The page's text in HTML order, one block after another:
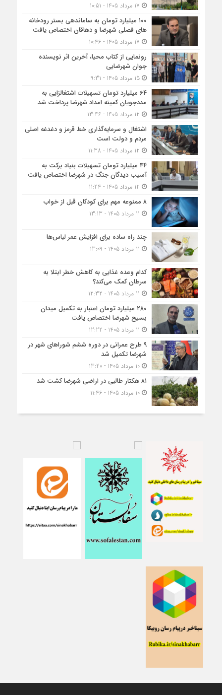
۱۰۰ میلیارد تومان به ساماندهی بستر رودخانه
های فصلی شهرضا و دهاقان اختصاص یافت
رونمایی از کتاب محیا، آخرین اثر نویسنده
جوان شهرضایی
15 مرداد 1405 - 9:31
۶۴ میلیارد تومان تسهیلات اشتغالزایی به
مددجویان کمیته امداد شهرضا پرداخت شد
اشتغال و سرمایه‌گذاری خط قرمز و دغدغه اصلی
مردم و دولت است
۴۴ میلیارد تومان تسهیلات بنیاد برکت به
آسیب دیدگان جنگ در شهرضا اختصاص یافت
۸ ممنوعه مهم برای کودکان قبل از خواب
چند راه ساده برای افزایش عمر لباس‌ها
کدام وعده غذایی به کاهش خطر ابتلا به
سرطان کمک می‌کند؟
۲۸۰ میلیارد تومان اعتبار به تکمیل میدان
بسیج شهرضا اختصاص یافت
۹ طرح عمرانی در دوره ششم شوراهای شهر در
شهرضا تکمیل شد
10 مرداد 1405 - 13:20
۸۱ هکتار طالبی در اراضی شهرضا کشت شد
10 مرداد 1405 - 11:46